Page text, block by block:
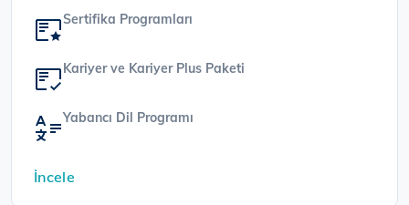
Sertifika Programları
Kariyer ve Kariyer Plus Paketi
Yabancı Dil Programı
İncele